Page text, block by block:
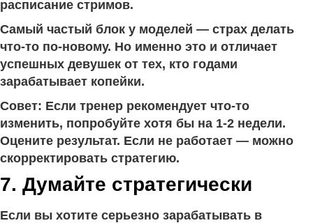
расписание стримов.
Самый частый блок у моделей — страх делать
что-то по-новому. Но именно это и отличает
успешных девушек от тех, кто годами
зарабатывает копейки.
Совет: Если тренер рекомендует что-то
изменить, попробуйте хотя бы на 1-2 недели.
Оцените результат. Если не работает — можно
скорректировать стратегию.
7. Думайте стратегически
Если вы хотите серьезно зарабатывать в